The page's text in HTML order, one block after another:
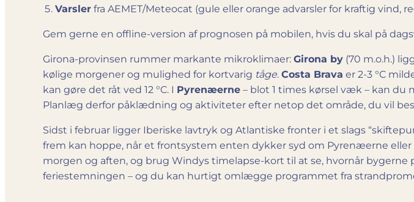
Varsler fra AEMET/Meteocat (gule eller orange advarsler for kraftig vind,
Gem gerne en offline-version af prognosen på mobilen, hvis du skal på
Girona-provinsen rummer markante mikroklimaer: Girona by (70 m.o.h.)
kølige morgener og mulighed for kortvarig tåge. Costa Brava er 2-3 °C
kan gøre det råt ved 12 °C. I Pyrenæerne – blot 1 times kørsel væk – kan du
Planlæg derfor påklædning og aktiviteter efter netop det område, du vil
Sidst i februar ligger Iberiske lavtryk og Atlantiske fronter i et slags
frem kan hoppe, når et frontsystem enten dykker syd om Pyrenæerne
morgen og aften, og brug Windys timelapse-kort til at se, hvornår
feriestemningen – og du kan hurtigt omlægge programmet fra